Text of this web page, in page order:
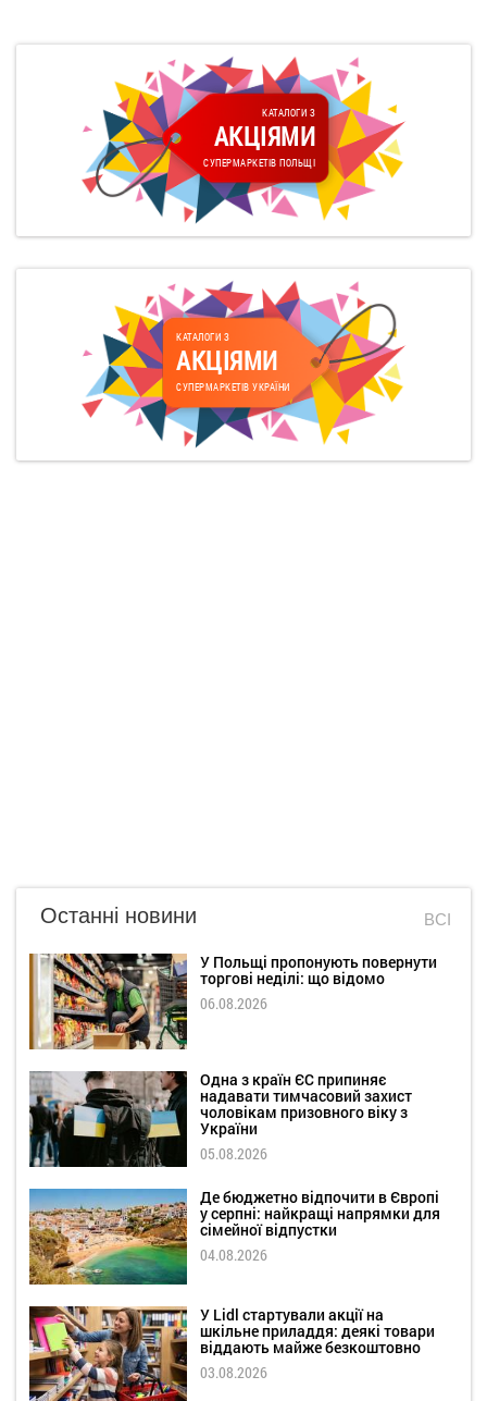
КАТАЛОГИ З
АКЦІЯМИ
СУПЕРМАРКЕТІВ ПОЛЬЩІ
КАТАЛОГИ З
АКЦІЯМИ
СУПЕРМАРКЕТІВ УКРАЇНИ
Останні новини ВСІ
У Польщі пропонують повернути
торгові неділі: що відомо
06.08.2026
Одна з країн ЄС припиняє
надавати тимчасовий захист
чоловікам призовного віку з
України
05.08.2026
Де бюджетно відпочити в Європі
у серпні: найкращі напрямки для
сімейної відпустки
04.08.2026
У Lidl стартували акції на
шкільне приладдя: деякі товари
віддають майже безкоштовно
03.08.2026